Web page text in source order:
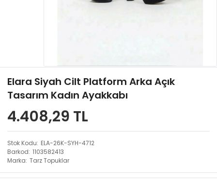
Elara Siyah Cilt Platform Arka Açık
Tasarım Kadın Ayakkabı
4.408,29 TL
Stok Kodu ELA-26K-SYH-4712
Barkod 1103582413
Marka Tarz Topuklar